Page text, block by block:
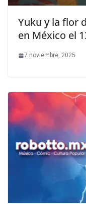
Yuku y la flor
en México el
7 noviembre, 2025